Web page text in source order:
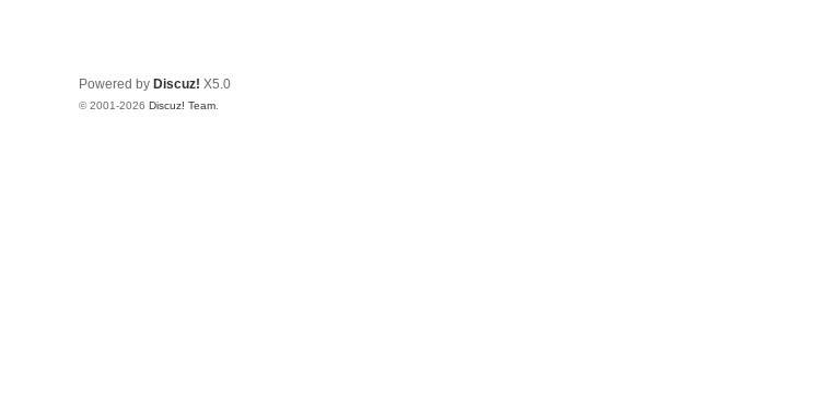
Powered by Discuz! X5.0
© 2001-2026 Discuz! Team